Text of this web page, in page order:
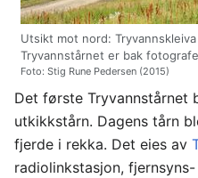
Utsikt mot nord:
Tryvannstårnet er bak
Foto: Stig Rune Pedersen (2015)
Det første Tryvannstårnet
utkikkstårn. Dagens tårn
fjerde i rekka. Det eies av
radiolinkstasjon,